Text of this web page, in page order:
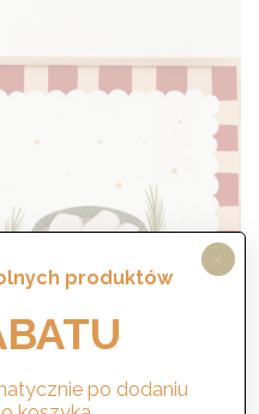
produktów
po dodaniu
X